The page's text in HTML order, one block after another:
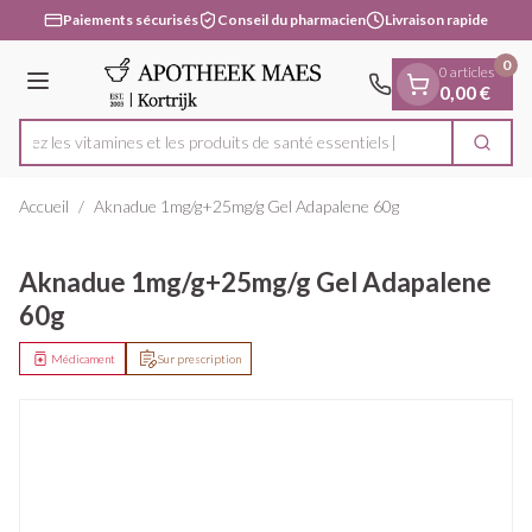
Aller au contenu
1 de 1
Paiements sécurisés Conseil du pharmacien Livraison rapide
Menu
Rechercher
les vitamines et les produits de santé essentiels
0 articles
0,00 €
0
Accueil / Aknadue 1mg/g+25mg/g Gel Adapalene 60g
Aknadue 1mg/g+25mg/g Gel Adapalene
60g
Sur prescription
Médicament